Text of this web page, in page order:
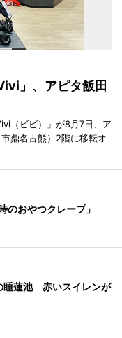
」、アピタ飯田
（ビビ）」が8月7日、ア
鼎名古熊）2階に移転オ
のおやつクレープ」
睡蓮池 赤いスイレンが